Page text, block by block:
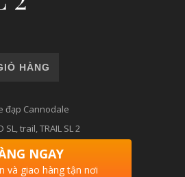
SL 2 số lượng
HÀNG
đạp Cannodale
SL,trail,TRAIL SL 2
NGAY
và giao hàng tận nơi